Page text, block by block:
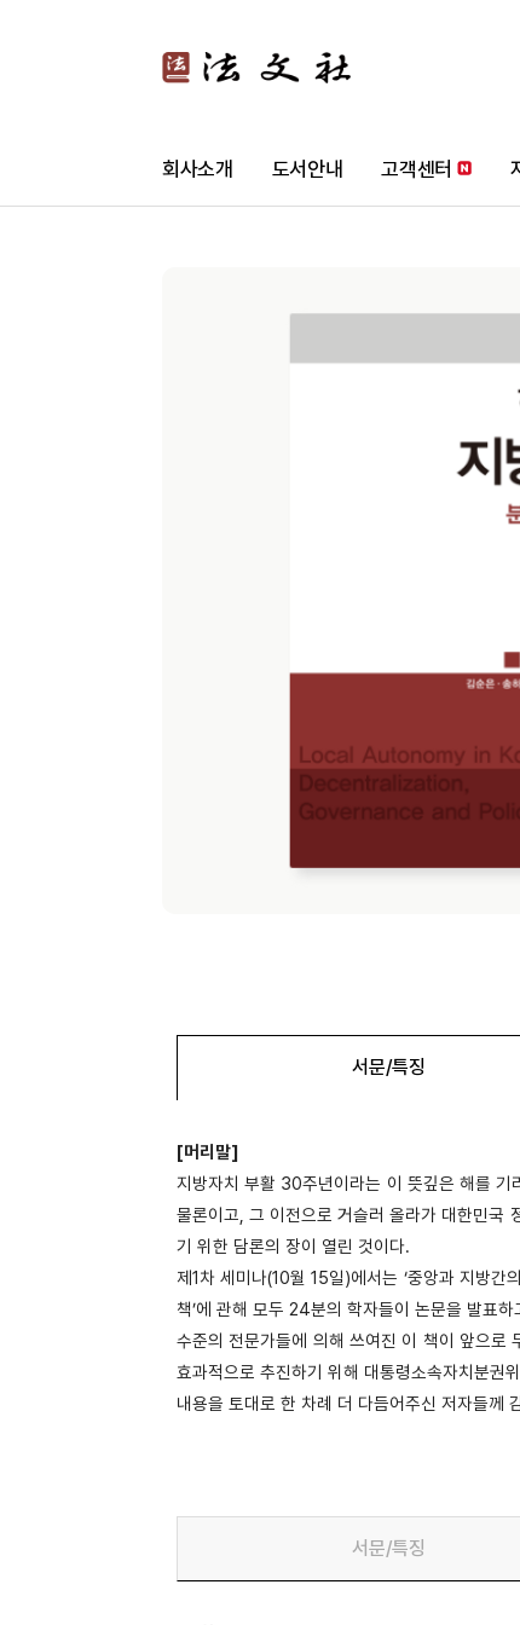
회사소개 도서안내 고객센터
서문/특징
[머리말]
지방자치 부활 30주년이라는 이 뜻깊은 해를
물론이고, 그 이전으로 거슬러 올라가 대한민국
기 위한 담론의 장이 열린 것이다.
제1차 세미나(10월 15일)에서는 ‘중앙과 지방간
책’에 관해 모두 24분의 학자들이 논문을 발표
수준의 전문가들에 의해 쓰여진 이 책이 앞으로
효과적으로 추진하기 위해 대통령소속자치분권
내용을 토대로 한 차례 더 다듬어주신 저자들께
서문/특징